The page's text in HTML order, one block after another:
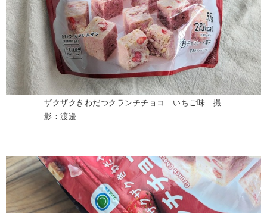
ザクザクきわだつクランチチョコ いちご味 撮
影：渡邉